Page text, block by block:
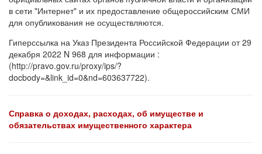
в сети "Интернет" и их предоставление общероссийским СМИ
для опубликования не осуществляются.
Гиперссылка на Указ Президента Российской Федерации от 29
декабря 2022 N 968 для информации :
(http://pravo.gov.ru/proxy/ips/?
docbody=&link_id=0&nd=603637722).
Справка о доходах, расходах, об имуществе и
обязательствах имущественного характера